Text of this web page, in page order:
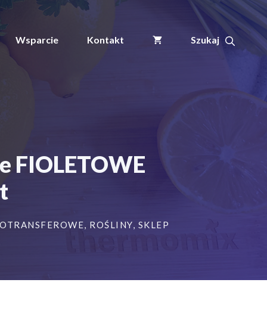
Wsparcie Kontakt
FIOLETOWE
, ROŚLINY, SKLEP
82,99 zł.
ogrodnicze/sadownicze
FIOLETOWE